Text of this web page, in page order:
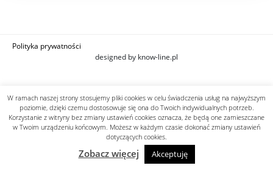
Polityka prywatności
designed by know-line.pl
W ramach naszej strony stosujemy pliki cookies w celu świadczenia usług na najwyższym
poziomie, dzięki czemu dostosowuje się ona do Twoich indywidualnych potrzeb.
Korzystanie z witryny bez zmiany ustawień cookies oznacza, że będą one zamieszczane
w Twoim urządzeniu końcowym. Możesz w każdym czasie dokonać zmiany ustawień
dotyczących cookies.
Zobacz więcej Akceptuję